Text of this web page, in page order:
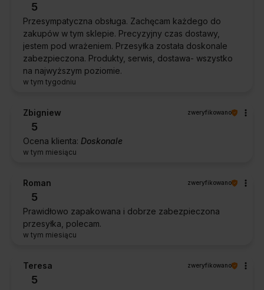
5
Przesympatyczna obsługa. Zachęcam każdego do
zakupów w tym sklepie. Precyzyjny czas dostawy,
jestem pod wrażeniem. Przesyłka została doskonale
zabezpieczona. Produkty, serwis, dostawa- wszystko
na najwyższym poziomie.
w tym tygodniu
Zbigniew zweryfikowano
5
Ocena klienta: Doskonale
w tym miesiącu
Roman zweryfikowano
5
Prawidłowo zapakowana i dobrze zabezpieczona
przesyłka, polecam.
w tym miesiącu
Teresa zweryfikowano
5